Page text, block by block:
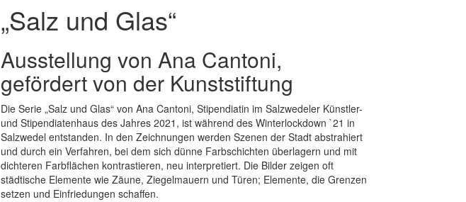
„Salz und Glas“
Ausstellung von Ana Cantoni,
gefördert von der Kunststiftung
Die Serie „Salz und Glas“ von Ana Cantoni, Stipendiatin im Salzwedeler Künstler-
und Stipendiatenhaus des Jahres 2021, ist während des Winterlockdown `21 in
Salzwedel entstanden. In den Zeichnungen werden Szenen der Stadt abstrahiert
und durch ein Verfahren, bei dem sich dünne Farbschichten überlagern und mit
dichteren Farbflächen kontrastieren, neu interpretiert. Die Bilder zeigen oft
städtische Elemente wie Zäune, Ziegelmauern und Türen; Elemente, die Grenzen
setzen und Einfriedungen schaffen.